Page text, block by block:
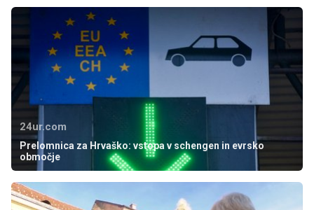
24ur.com
Prelomnica za Hrvaško: vstopa v schengen in evrsko
območje